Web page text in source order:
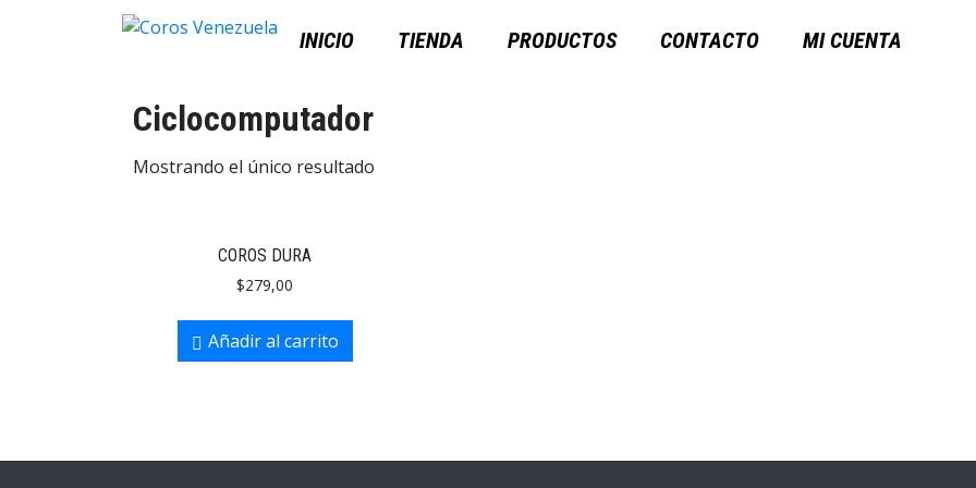
INICIO TIENDA PRODUCTOS CONTACTO MI CUENTA
Ciclocomputador
Mostrando el único resultado
COROS DURA
$279,00
Añadir al carrito